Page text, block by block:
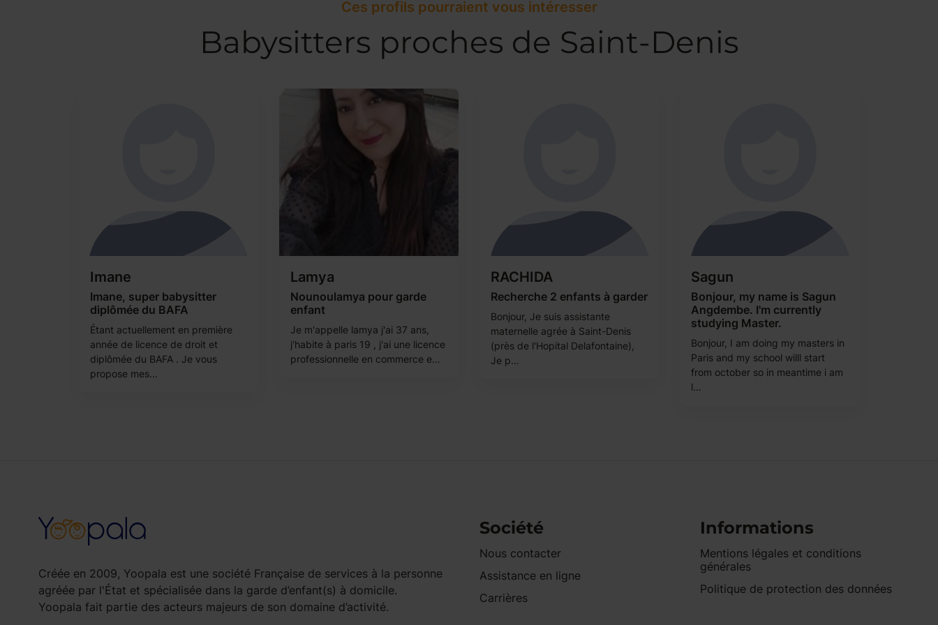
Ces profils pourraient vous intéresser
Babysitters proches de Saint-Denis
Imane
Imane, super babysitter
diplômée du BAFA
Étant actuellement en première
année de licence de droit et
diplômée du BAFA . Je vous
propose mes...
Lamya
Nounoulamya pour garde
enfant
Je m'appelle lamya j'ai 37 ans,
j'habite à paris 19 , j'ai une licence
professionnelle en commerce e...
RACHIDA
Recherche 2 enfants à garder
Bonjour, Je suis assistante
maternelle agrée à Saint-Denis
(près de l'Hopital Delafontaine),
Je p...
Sagun
Bonjour, my name is Sagun
Angdembe. I'm currently
studying Master.
Bonjour, I am doing my masters in
Paris and my school willl start
from october so in meantime i am
l...
Créée en 2009, Yoopala est une société Française de services à la personne
agréée par l'État et spécialisée dans la garde d’enfant(s) à domicile.
Yoopala fait partie des acteurs majeurs de son domaine d’activité.
Société
Nous contacter
Assistance en ligne
Carrières
Informations
Mentions légales et conditions
générales
Politique de protection des données